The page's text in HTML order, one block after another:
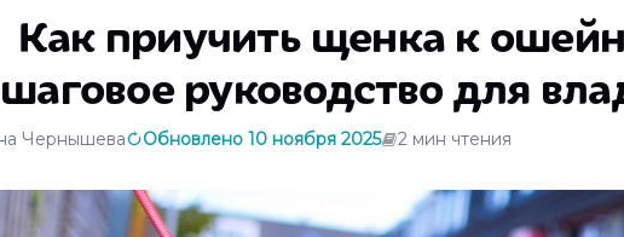
Как приучить щенка к
руководство для
Чернышева Обновлено 10 ноября 2025 2 мин чтения